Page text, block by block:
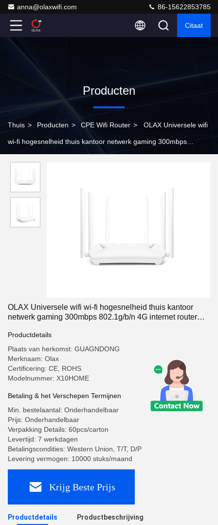
anna@olaxwifi.com 86-15622853785
Citaat
Producten
Thuis > Producten > CPE Wifi Router > OLAX Universele wifi
wi-fi hogesnelheid thuis kantoor netwerk gaming 300mbps
OLAX Universele wifi wi-fi hogesnelheid thuis kantoor
netwerk gaming 300mbps 802.1g/b/n 4G internet router
Productdetails
Plaats van herkomst: GUAGNDONG
Merknaam: Olax
Certificering: CE, ROHS
Modelnummer: X10HOME
Betaling & het Verschepen Termijnen
Min. bestelaantal: Onderhandelbaar
Prijs: Onderhandelbaar
Verpakking Details: 60pcs/carton
Levertijd: 7 werkdagen
Betalingscondities: Western Union, T/T, D/P
Levering vermogen: 10000 stuks/maand
Krijg Beste Prijs
Productdetails Productbeschrijving